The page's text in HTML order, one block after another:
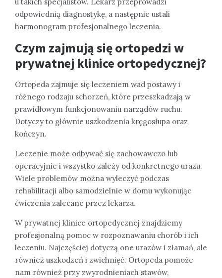
odpowiednią diagnostykę, a następnie ustali
harmonogram profesjonalnego leczenia.
Czym zajmują się ortopedzi w
prywatnej klinice ortopedycznej?
Ortopeda zajmuje się leczeniem wad postawy i
różnego rodzaju schorzeń, które przeszkadzają w
prawidłowym funkcjonowaniu narządów ruchu.
Dotyczy to głównie uszkodzenia kręgosłupa oraz
kończyn.
Leczenie może odbywać się zachowawczo lub
operacyjnie i wszystko zależy od konkretnego urazu.
Wiele problemów można wyleczyć podczas
rehabilitacji albo samodzielnie w domu wykonując
ćwiczenia zalecane przez lekarza.
W prywatnej klinice ortopedycznej znajdziemy
profesjonalną pomoc w rozpoznawaniu chorób i ich
leczeniu. Najczęściej dotyczą one urazów i złamań, ale
również uszkodzeń i zwichnięć. Ortopeda pomoże
nam również przy zwyrodnieniach stawów,